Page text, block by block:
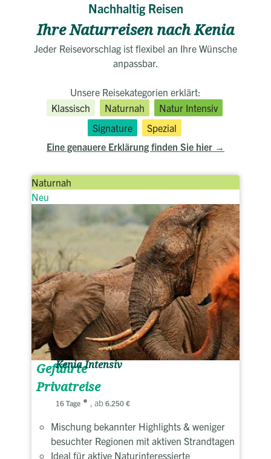
Nachhaltig Reisen
Ihre Naturreisen nach Kenia
Jeder Reisevorschlag ist flexibel an Ihre Wünsche
anpassbar.
Unsere Reisekategorien erklärt:
Klassisch
Naturnah
Natur Intensiv
Signature
Spezial
Eine genauere Erklärung finden Sie hier
Naturnah
Neu
Geführte
Privatreise
Kenia Intensiv
16 Tage , ab 6.250 €
Mischung bekannter Highlights & weniger
besuchter Regionen mit aktiven Strandtagen
Ideal für aktive Naturinteressierte